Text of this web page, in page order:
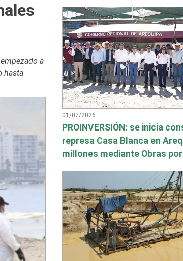
a
hasta
01/07/2026
PROINVERSIÓN: se inicia
represa Casa Blanca en
millones mediante Obras